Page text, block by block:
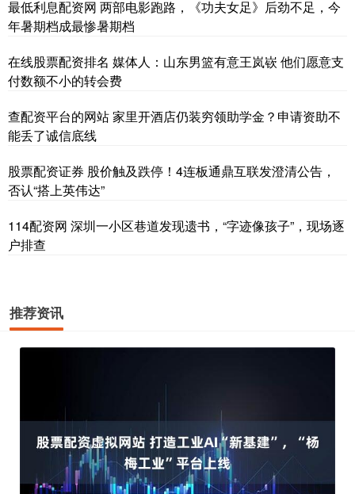
最低利息配资网 两部电影跑路，《功夫女足》后劲不足，今
年暑期档成最惨暑期档
在线股票配资排名 媒体人：山东男篮有意王岚嵚 他们愿意支
付数额不小的转会费
查配资平台的网站 家里开酒店仍装穷领助学金？申请资助不
能丢了诚信底线
股票配资证券 股价触及跌停！4连板通鼎互联发澄清公告，
否认“搭上英伟达”
114配资网 深圳一小区巷道发现遗书，“字迹像孩子”，现场逐
户排查
推荐资讯